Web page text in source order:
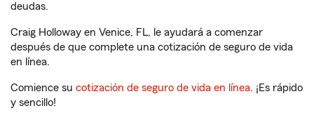
deudas.
Craig Holloway en Venice, FL, le ayudará a comenzar
después de que complete una cotización de seguro de vida
en línea.
Comience su cotización de seguro de vida en línea. ¡Es rápido
y sencillo!